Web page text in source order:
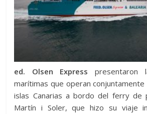
ed. Olsen Express presentaron
marítimas que operan
islas Canarias a bordo del ferry de
Martín i Soler, que hizo su viaje